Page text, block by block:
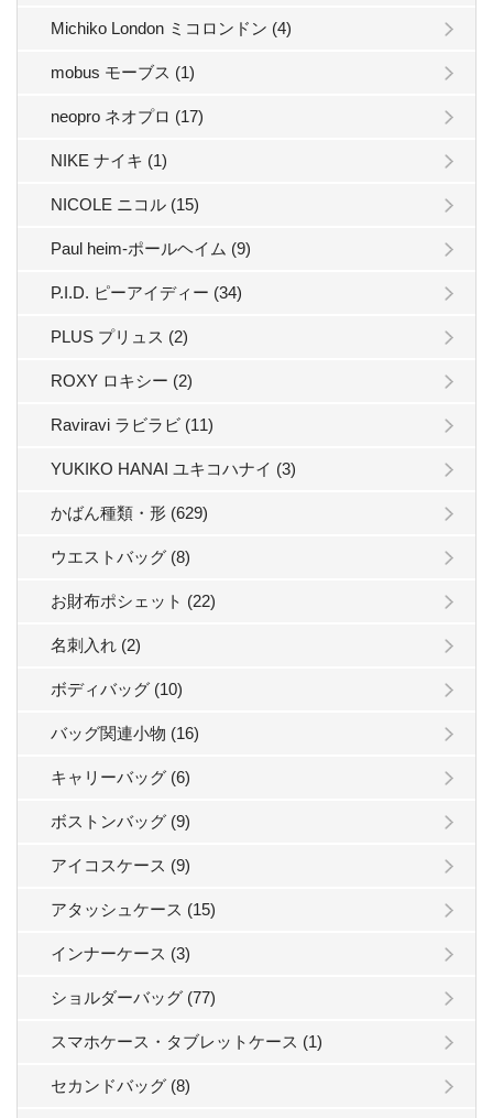
Michiko London ミコロンドン (4)
mobus モーブス (1)
neopro ネオプロ (17)
NIKE ナイキ (1)
NICOLE ニコル (15)
Paul heim-ポールヘイム (9)
P.I.D. ピーアイディー (34)
PLUS プリュス (2)
ROXY ロキシー (2)
Raviravi ラビラビ (11)
YUKIKO HANAI ユキコハナイ (3)
かばん種類・形 (629)
ウエストバッグ (8)
お財布ポシェット (22)
名刺入れ (2)
ボディバッグ (10)
バッグ関連小物 (16)
キャリーバッグ (6)
ボストンバッグ (9)
アイコスケース (9)
アタッシュケース (15)
インナーケース (3)
ショルダーバッグ (77)
スマホケース・タブレットケース (1)
セカンドバッグ (8)